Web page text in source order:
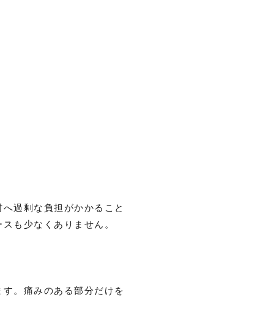
過剰な負担がかかること
も少なくありません。
。痛みのある部分だけを